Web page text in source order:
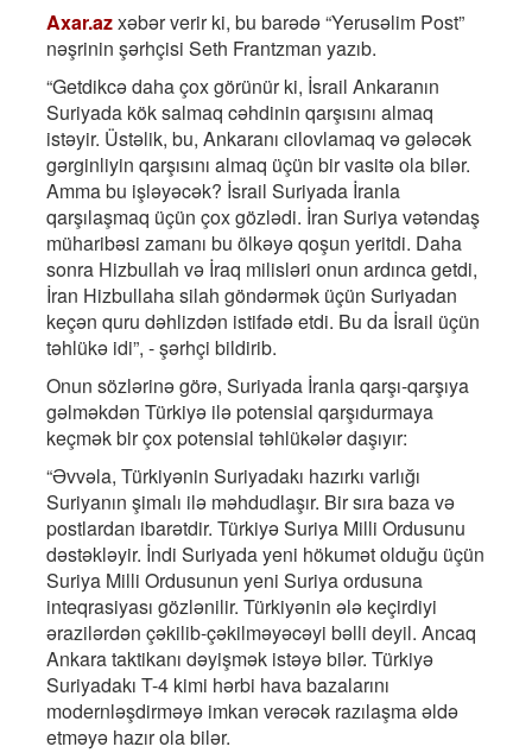
Axar.azxəbər verir ki, bu barədə “Yerusəlim Post”
nəşrinin şərhçisi Seth Frantzman yazıb.
“Getdikcə daha çox görünür ki, İsrail Ankaranın
Suriyada kök salmaq cəhdinin qarşısını almaq
istəyir. Üstəlik, bu, Ankaranı cilovlamaq və gələcək
gərginliyin qarşısını almaq üçün bir vasitə ola bilər.
Amma bu işləyəcək? İsrail Suriyada İranla
qarşılaşmaq üçün çox gözlədi. İran Suriya vətəndaş
müharibəsi zamanı bu ölkəyə qoşun yeritdi. Daha
sonra Hizbullah və İraq milisləri onun ardınca getdi,
İran Hizbullaha silah göndərmək üçün Suriyadan
keçən quru dəhlizdən istifadə etdi. Bu da İsrail üçün
təhlükə idi”, - şərhçi bildirib.
Onun sözlərinə görə, Suriyada İranla qarşı-qarşıya
gəlməkdən Türkiyə ilə potensial qarşıdurmaya
keçmək bir çox potensial təhlükələr daşıyır:
“Əvvəla, Türkiyənin Suriyadakı hazırkı varlığı
Suriyanın şimalı ilə məhdudlaşır. Bir sıra baza və
postlardan ibarətdir. Türkiyə Suriya Milli Ordusunu
dəstəkləyir. İndi Suriyada yeni hökumət olduğu üçün
Suriya Milli Ordusunun yeni Suriya ordusuna
inteqrasiyası gözlənilir. Türkiyənin ələ keçirdiyi
ərazilərdən çəkilib-çəkilməyəcəyi bəlli deyil. Ancaq
Ankara taktikanı dəyişmək istəyə bilər. Türkiyə
Suriyadakı T-4 kimi hərbi hava bazalarını
modernləşdirməyə imkan verəcək razılaşma əldə
etməyə hazır ola bilər.